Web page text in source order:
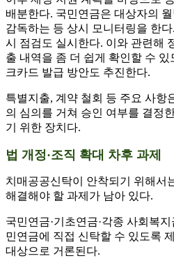
배분한다. 국민연금은 대상자의
감독하는 등 상시 모니터링을 한
시 점검도 실시한다. 이와 관련해
출 내역을 좀 더 쉽게 확인할 수 있
크카드 발급 방안도 추진한다.
특별지출, 계약 철회 등 주요 사항
의 심의를 거쳐 승인 여부를 결정
기 위한 장치다.
법 개정·조직 확대 차후 과제
치매공공신탁이 안착되기 위해서
해결해야 할 과제가 남아 있다.
국민연금·기초연금·각종 사회복
민연금에 직접 신탁할 수 있도록
대상으로 거론된다.